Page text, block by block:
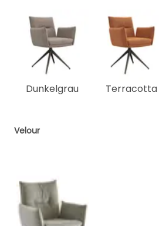
Dunkelgrau Terracotta
Velour